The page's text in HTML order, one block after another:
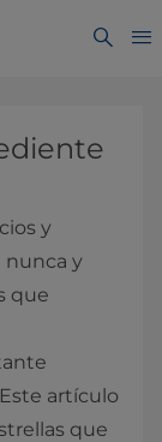
y
y
que
artículo
que